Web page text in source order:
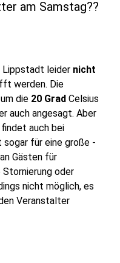
am Samstag??
Lippstadt leider nicht
werden. Die
die 20 Grad Celsius
auch angesagt. Aber
auch bei
für eine große -
Gästen für
Stornierung oder
nicht möglich, es
Veranstalter